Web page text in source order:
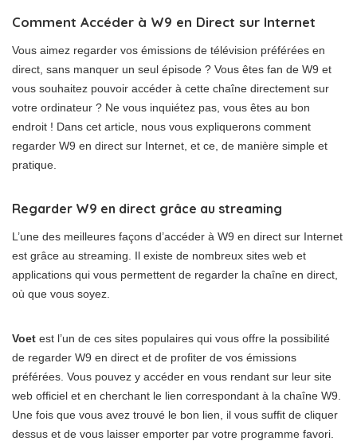
Comment Accéder à W9 en Direct sur Internet
Vous aimez regarder vos émissions de télévision préférées en
direct, sans manquer un seul épisode ? Vous êtes fan de W9 et
vous souhaitez pouvoir accéder à cette chaîne directement sur
votre ordinateur ? Ne vous inquiétez pas, vous êtes au bon
endroit ! Dans cet article, nous vous expliquerons comment
regarder W9 en direct sur Internet, et ce, de manière simple et
pratique.
Regarder W9 en direct grâce au streaming
L’une des meilleures façons d’accéder à W9 en direct sur Internet
est grâce au streaming. Il existe de nombreux sites web et
applications qui vous permettent de regarder la chaîne en direct,
où que vous soyez.
Voet est l’un de ces sites populaires qui vous offre la possibilité
de regarder W9 en direct et de profiter de vos émissions
préférées. Vous pouvez y accéder en vous rendant sur leur site
web officiel et en cherchant le lien correspondant à la chaîne W9.
Une fois que vous avez trouvé le bon lien, il vous suffit de cliquer
dessus et de vous laisser emporter par votre programme favori.